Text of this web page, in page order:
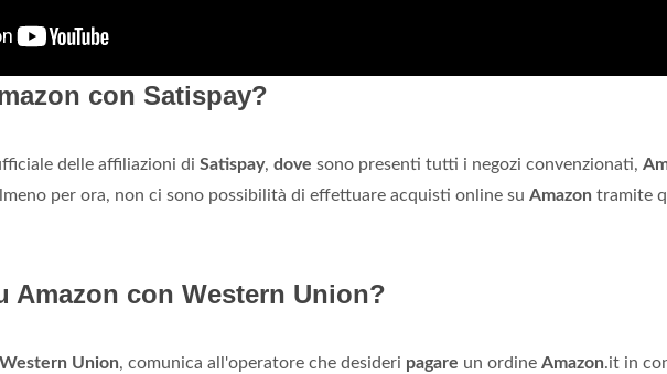
con Satispay?
delle affiliazioni di Satispay, dove sono presenti tutti i negozi convenzionati,
per ora, non ci sono possibilità di effettuare acquisti online su Amazon tramite
Amazon con Western Union?
Western Union, comunica all'operatore che desideri pagare un ordine Amazon.it in